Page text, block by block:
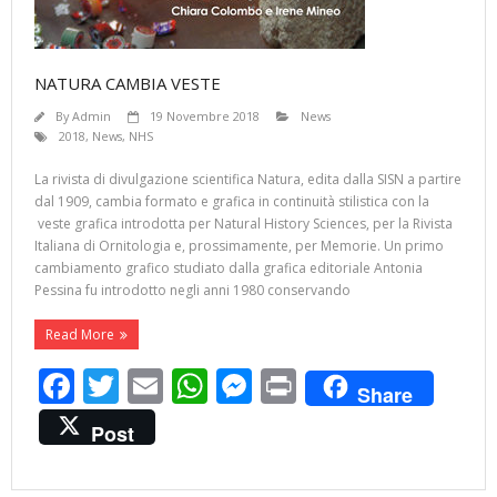
NATURA CAMBIA VESTE
ByAdmin 19 Novembre 2018
News
2018, News, NHS
La rivista di divulgazione scientifica Natura, edita dalla SISN a partire
dal 1909, cambia formato e grafica in continuità stilistica con la
veste grafica introdotta per Natural History Sciences, per la Rivista
Italiana di Ornitologia e, prossimamente, per Memorie. Un primo
cambiamento grafico studiato dalla grafica editoriale Antonia
Pessina fu introdotto negli anni 1980 conservando
Read More
F
ac
e
T
w
itt
E W M Pr
in
Share
Post